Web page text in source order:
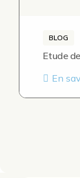
BLOG
Etude
En